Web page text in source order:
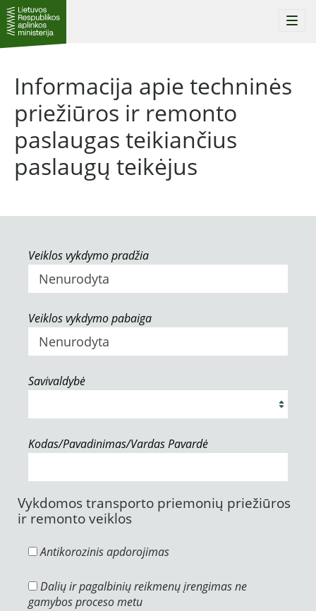
Informacija apie techninės
priežiūros ir remonto
paslaugas teikiančius
paslaugų teikėjus
Veiklos vykdymo pradžia
Veiklos vykdymo pabaiga
Savivaldybė
Kodas/Pavadinimas/Vardas Pavardė
Vykdomos transporto priemonių priežiūros
ir remonto veiklos
Antikorozinis apdorojimas
Dalių ir pagalbinių reikmenų įrengimas ne
gamybos proceso metu